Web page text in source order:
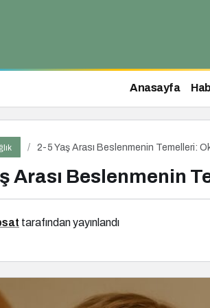
Anasayfa
2-5 Yaş Arası Beslenmenin Temelleri:
Arası Beslenmenin
tarafından yayınlandı